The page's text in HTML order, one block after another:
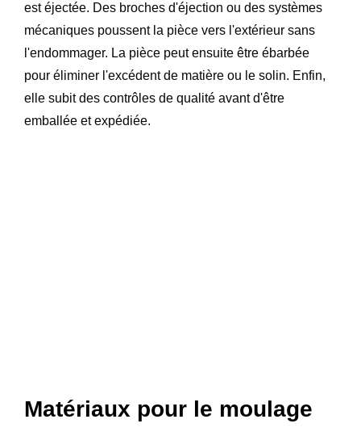
est éjectée. Des broches d'éjection ou des systèmes
mécaniques poussent la pièce vers l'extérieur sans
l'endommager. La pièce peut ensuite être ébarbée
pour éliminer l'excédent de matière ou le solin. Enfin,
elle subit des contrôles de qualité avant d'être
emballée et expédiée.
Matériaux pour le moulage